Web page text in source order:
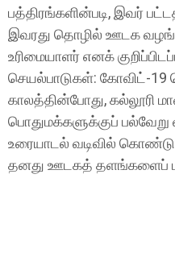
பத்திரங்களின்படி, இவர்
இவரது தொழில் ஊடக
உரிமையாளர் எனக்
செயல்பாடுகள்: கோவிட்-19
காலத்தின்போது, கல்லூரி
பொதுமக்களுக்குப் பல்வேறு
உரையாடல் வடிவில் கொண்டு
தனது ஊடகத் தளங்களைப்